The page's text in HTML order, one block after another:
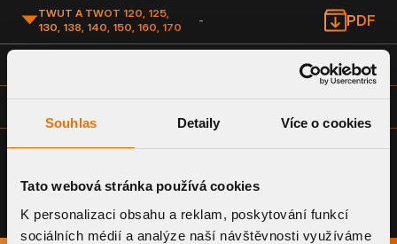
Souhlas Detaily Více o cookies
Tato webová stránka používá cookies
K personalizaci obsahu a reklam, poskytování funkcí
sociálních médií a analýze naší návštěvnosti využíváme
TWUT A TWOT 120, 125,
130, 138, 140, 150, 160, 170
- PDF
PDF